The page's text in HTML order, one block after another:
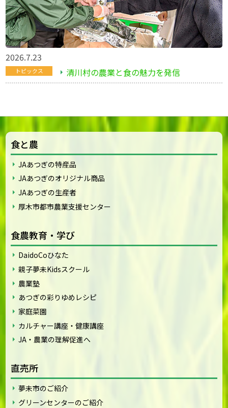
2026.7.23
トピックス 清川村の農業と食の魅力を発信
食と農
JAあつぎの特産品
JAあつぎのオリジナル商品
JAあつぎの生産者
厚木市都市農業支援センター
食農教育・学び
DaidoCoひなた
親子夢未Kidsスクール
農業塾
あつぎの彩りゆめレシピ
家庭菜園
カルチャー講座・健康講座
JA・農業の理解促進へ
直売所
夢未市のご紹介
グリーンセンターのご紹介